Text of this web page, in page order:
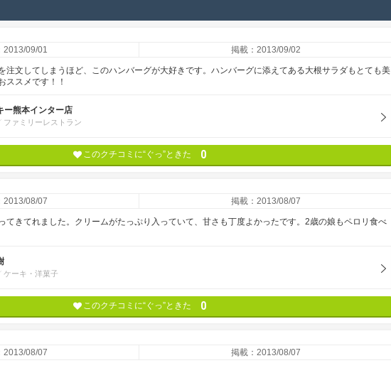
2013/09/01 掲載：2013/09/02
注文してしまうほど、このハンバーグが大好きです。ハンバーグに添えてある大根サラダもとても美
ススメです！！
ー熊本インター店
ファミリーレストラン
このクチコミに“ぐっ”ときた 0
2013/08/07 掲載：2013/08/07
てきてれました。クリームがたっぷり入っていて、甘さも丁度よかったです。2歳の娘もペロリ食べ
ケーキ・洋菓子
このクチコミに“ぐっ”ときた 0
2013/08/07 掲載：2013/08/07